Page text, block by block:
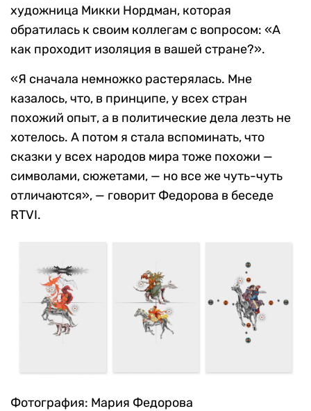
художница Микки Нордман, которая
обратилась к своим коллегам с вопросом: «А
как проходит изоляция в вашей стране?».
«Я сначала немножко растерялась. Мне
казалось, что, в принципе, у всех стран
похожий опыт, а в политические дела лезть не
хотелось. А потом я стала вспоминать, что
сказки у всех народов мира тоже похожи —
символами, сюжетами, — но все же чуть-чуть
отличаются», — говорит Федорова в беседе
RTVI.
Фотография: Мария Федорова